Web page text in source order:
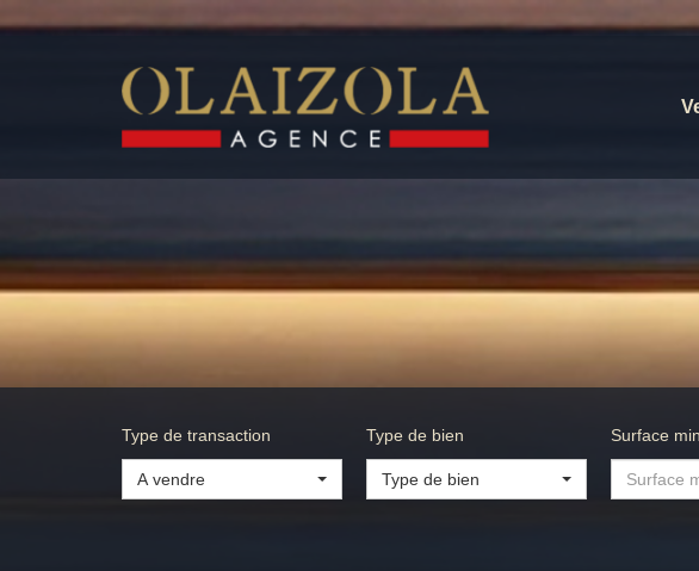
Type de transaction
A vendre
Type de bien
Type de bien
Surface min